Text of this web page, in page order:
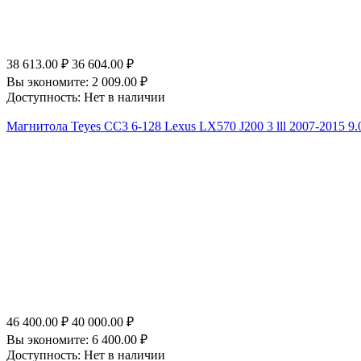
38 613.00 ₽ 36 604.00 ₽
Вы экономите: 2 009.00 ₽
Доступность: Нет в наличии
Магнитола Teyes CC3 6-128 Lexus LX570 J200 3 lll 2007-2015
46 400.00 ₽ 40 000.00 ₽
Вы экономите: 6 400.00 ₽
Доступность: Нет в наличии